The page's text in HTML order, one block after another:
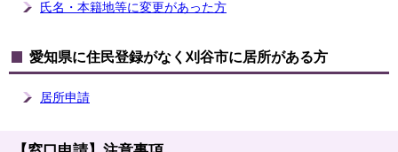
氏名・本籍地等に変更があった方
愛知県に住民登録がなく刈谷市に居所がある方
居所申請